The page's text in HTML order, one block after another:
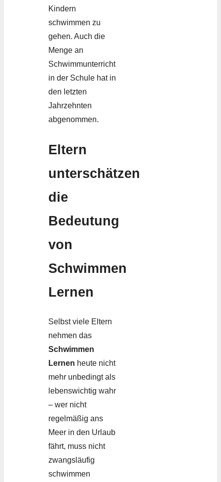
Kindern
schwimmen zu
gehen. Auch die
Menge an
Schwimmunterricht
in der Schule hat in
den letzten
Jahrzehnten
abgenommen.
Eltern
unterschätzen
die
Bedeutung
von
Schwimmen
Lernen
Selbst viele Eltern
nehmen das
Schwimmen
Lernen heute nicht
mehr unbedingt als
lebenswichtig wahr
– wer nicht
regelmäßig ans
Meer in den Urlaub
fährt, muss nicht
zwangsläufig
schwimmen